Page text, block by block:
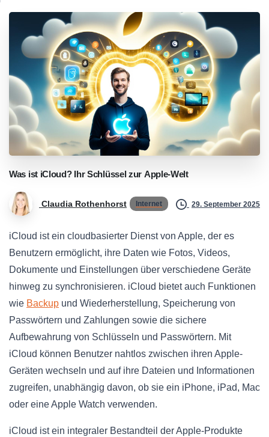
Was ist iCloud? Ihr Schlüssel zur Apple-Welt
Claudia Rothenhorst Internet 29. September 2025
iCloud ist ein cloudbasierter Dienst von Apple, der es
Benutzern ermöglicht, ihre Daten wie Fotos, Videos,
Dokumente und Einstellungen über verschiedene Geräte
hinweg zu synchronisieren. iCloud bietet auch Funktionen
wie Backup und Wiederherstellung, Speicherung von
Passwörtern und Zahlungen sowie die sichere
Aufbewahrung von Schlüsseln und Passwörtern. Mit
iCloud können Benutzer nahtlos zwischen ihren Apple-
Geräten wechseln und auf ihre Dateien und Informationen
zugreifen, unabhängig davon, ob sie ein iPhone, iPad, Mac
oder eine Apple Watch verwenden.
iCloud ist ein integraler Bestandteil der Apple-Produkte